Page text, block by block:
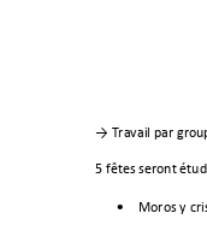
→ Travail par
5 fêtes seront
 Moros y